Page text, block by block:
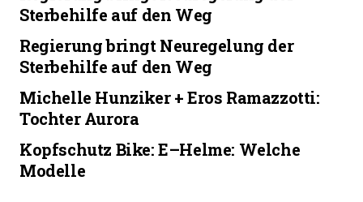
ihr volles Potenzial entfalten und der historische
Markt in goldenem Glanz erstrahlt. Vergessen
Sie auch nicht die liebevoll dekorierten Stände
des Kunsthandwerker-Marktes auf dem
Handwerkskunst einen authentischen Einblick in
die schwäbische Weihnachtstradition bietet. Für
einen Schnappschuss aus der Vogelperspektive
lohnt sich der Aufstieg auf den Turm der
Sterbehilfe auf den Weg
Regierung bringt Neuregelung der
Sterbehilfe auf den Weg
Michelle Hunziker + Eros Ramazzotti:
Tochter Aurora
Kopfschutz Bike: E–Helme: Welche
Modelle